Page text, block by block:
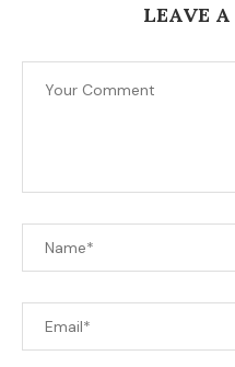
LEAVE